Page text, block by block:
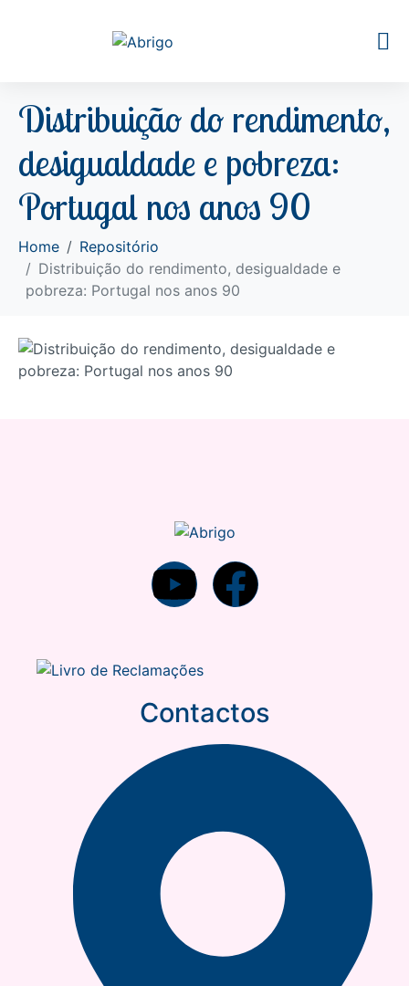
Distribuição do rendimento,
desigualdade e pobreza:
Portugal nos anos 90
Home
Repositório
Distribuição do rendimento, desigualdade e
pobreza: Portugal nos anos 90
Contactos